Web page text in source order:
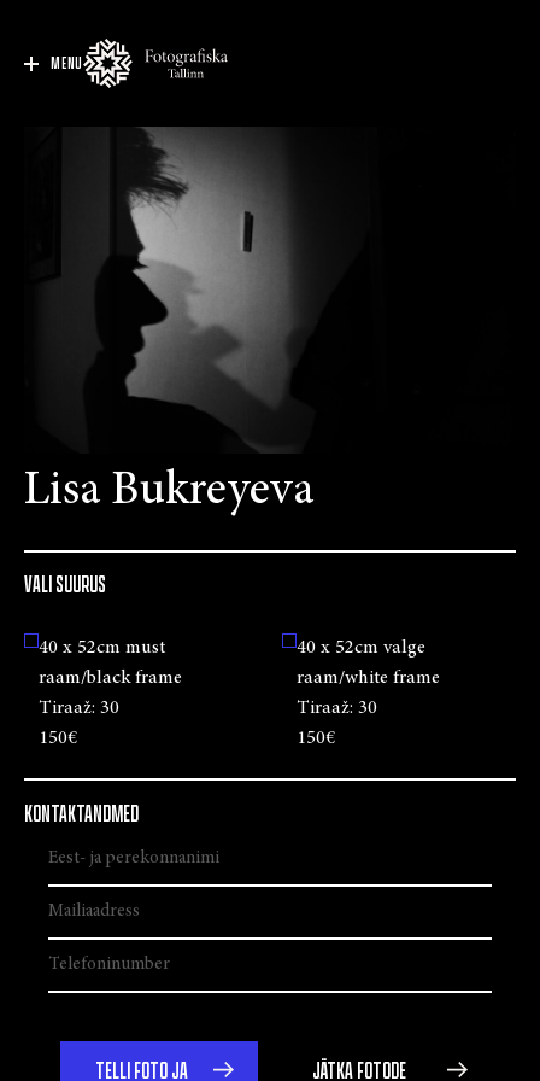
MENU
Lisa Bukreyeva
VALI SUURUS
40 x 52cm must
raam/black frame
Tiraaž: 30
150€
40 x 52cm valge
raam/white frame
Tiraaž: 30
150€
KONTAKTANDMED
TELLI FOTO JA
JÄTKA FOTODE